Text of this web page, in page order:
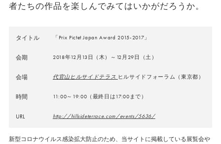
者たちの作品を楽しんでみてはいかがだろうか。
タイトル 「Prix Pictet Japan Award 2015-2017」
会期 2018年12月13日（木）～12月29日（土）
会場 代官山ヒルサイドテラス ヒルサイドフォーラム（東京都）
時間 11:00～19:00（最終日は17:00まで）
URL http://hillsideterrace.com/events/5636/
新型コロナウイルス感染拡大防止のため、当サイトに掲載している展覧会や